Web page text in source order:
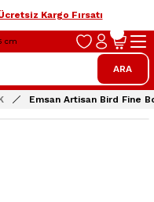
Kargo Fırsatı
ARA
Emsan Artisan Bird Fine